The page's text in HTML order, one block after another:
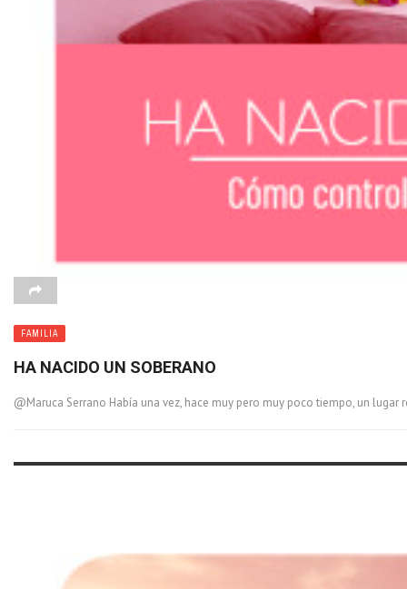
FAMILIA
HA NACIDO UN SOBERANO
@Maruca Serrano Había una vez, hace muy pero muy poco tiempo, un